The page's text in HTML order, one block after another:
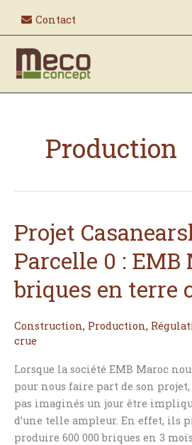
Contact
Production
Projet
Parcelle 0 : EMB
briques en terre
Construction, Production,
crue
Lorsque la société EMB Maroc
pour nous faire part de son
pas imaginés un jour être
d’une telle ampleur. En effet, ils
produire 600 000 briques en 3
Projet
Casanearshore
Parcelle
Maroc,
briques
crue